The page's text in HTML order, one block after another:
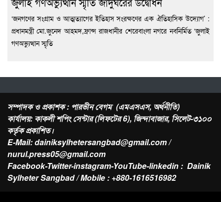
‘জনগণের সংগ্রাম ও আত্মত্যাগের ইতিহাস সংরক্ষণের এক ঐতিহাসিক উদ্যোগ’ :
প্রধানমন্ত্রী মো.জুনেদ আহমদ,ফ্রান্স রাজধানীর শেরেবাংলা নগরে নবনির্মিত ‘জুলাই
গণঅভ্যুত্থান স্মৃতি
সম্পাদক ও প্রকাশক : পারভীন বেগম (এমএসএস, অর্থনীতি)
কার্যালয়: কাকলী শপিং সেন্টার (লিফটের 6), জিন্দাবাজার, সিলেট-৩১০০
কর্তৃক প্রকাশিত।
E-Mail: dainiksylhetersangbad@gmail.com /
nurul.press05@gmail.com
Facebook-Twitter-instagram-YouTube-linkedin : Dainik
Sylheter Sangbad / Mobile : +880-1616516982